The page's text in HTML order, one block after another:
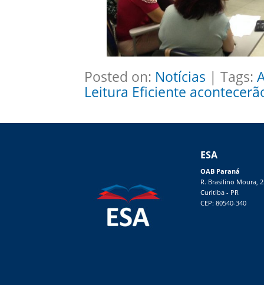
Posted on: Notícias | Tags:
Leitura Eficiente
ESA
OAB Paraná
R. Brasilino Moura,
Curitiba - PR
CEP: 80540-340